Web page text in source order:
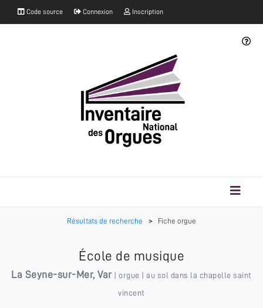
Code source Connexion Inscription
Résultats de recherche > Fiche orgue
École de musique
La Seyne-sur-Mer,Var|orgue | au sol dans la chapelle saint
vincent